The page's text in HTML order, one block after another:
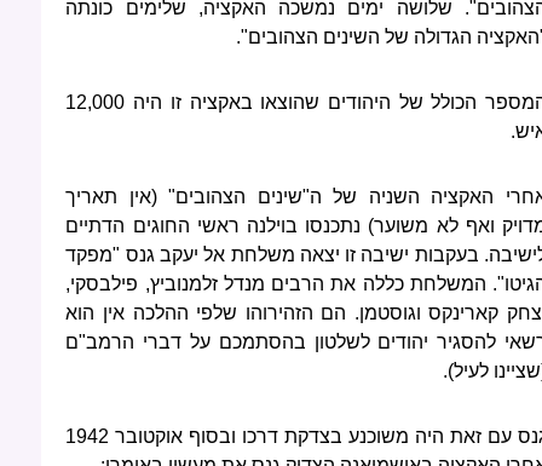
שלושה ימים נמשכה האקציה, שלימים כונתה
הגדולה של השינים הצהובים".
המספר הכולל של היהודים שהוצאו באקציה זו היה 12,000
האקציה השניה של ה"שינים הצהובים" (אין תאריך
ואף לא משוער) נתכנסו בוילנה ראשי החוגים הדתיים
בעקבות ישיבה זו יצאה משלחת אל יעקב גנס "מפקד
המשלחת כללה את הרבים מנדל זלמנוביץ, פילבסקי,
קארינקס וגוסטמן. הם הזהירוהו שלפי ההלכה אין הוא
להסגיר יהודים לשלטון בהסתמכם על דברי הרמב"ם
לעיל).
גנס עם זאת היה משוכנע בצדקת דרכו ובסוף אוקטובר 1942